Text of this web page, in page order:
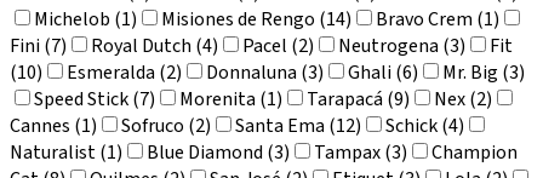
Michelob (1)
Misiones de Rengo (14)
Bravo Crem (1)
Fini (7)
Royal Dutch (4) Pacel (2) Neutrogena (3)
Fit
(10)
Esmeralda (2) Donnaluna (3) Ghali (6)
Mr. Big (3)
Speed Stick (7)
Morenita (1) Tarapacá (9)
Nex (2)
Cannes (1)
Sofruco (2) Santa Ema (12)
Schick (4)
Naturalist (1)
Blue Diamond (3) Tampax (3)
Champion